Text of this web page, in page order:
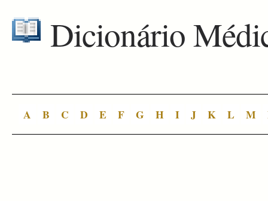
Dicionário
A B C D E F G H I J K L M